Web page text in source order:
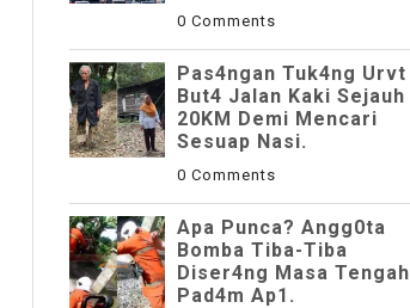
0 Comments
Pas4ngan Tuk4ng Urvt
But4 JaIan Kaki Sejauh
20KM Demi Mencari
Sesuap Nasi.
0 Comments
Apa Punca? Angg0ta
Bomba Tiba-Tiba
Diser4ng Masa Tengah
Pad4m Ap1.